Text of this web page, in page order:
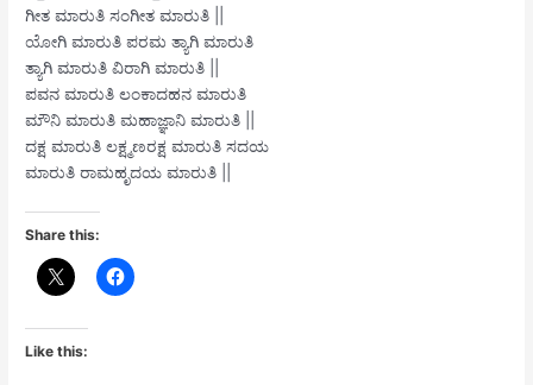
ಗೀತ ಮಾರುತಿ ಸಂಗೀತ ಮಾರುತಿ ||
ಯೋಗಿ ಮಾರುತಿ ಪರಮ ತ್ಯಾಗಿ ಮಾರುತಿ
ತ್ಯಾಗಿ ಮಾರುತಿ ವಿರಾಗಿ ಮಾರುತಿ ||
ಪವನ ಮಾರುತಿ ಲಂಕಾದಹನ ಮಾರುತಿ
ಮೌನಿ ಮಾರುತಿ ಮಹಾಜ್ಞಾನಿ ಮಾರುತಿ ||
ದಕ್ಷ ಮಾರುತಿ ಲಕ್ಷ್ಮಣರಕ್ಷ ಮಾರುತಿ ಸದಯ
ಮಾರುತಿ ರಾಮಹೃದಯ ಮಾರುತಿ ||
Share this:
Like this: